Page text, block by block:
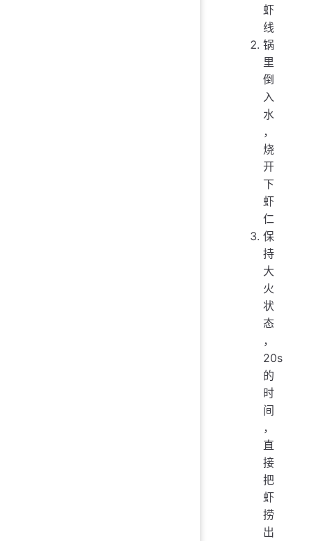
虾
线
锅
里
倒
入
水
，
烧
开
下
虾
仁
保
持
大
火
状
态
，
20s
的
时
间
，
直
接
把
虾
捞
出